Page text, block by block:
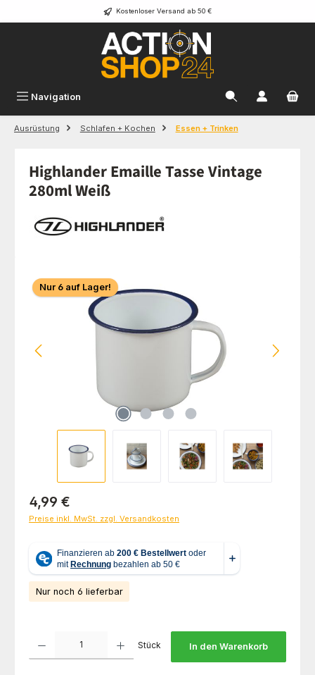
Zum Hauptinhalt springen Kostenloser Versand ab 50 €
Navigation
Ausrüstung Schlafen + Kochen Essen + Trinken
Highlander Emaille Tasse Vintage
280ml Weiß
Bildergalerie überspringen
Nur 6 auf Lager!
Regulärer Preis:
4,99 €
Preise inkl. MwSt. zzgl. Versandkosten
Nur noch 6 lieferbar
Stück In den Warenkorb